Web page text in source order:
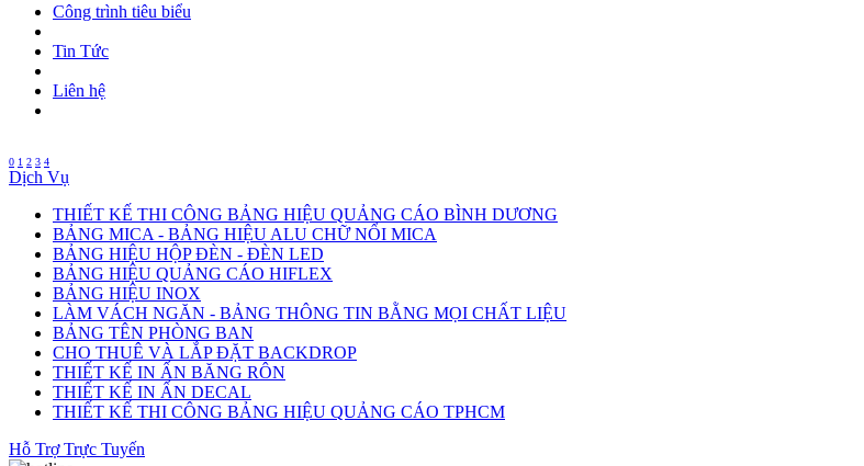
Công trình tiêu biểu
Tin Tức
Liên hệ
0 1 2 3 4
Dịch Vụ
THIẾT KẾ THI CÔNG BẢNG HIỆU QUẢNG CÁO BÌNH DƯƠNG
BẢNG MICA - BẢNG HIỆU ALU CHỮ NỔI MICA
BẢNG HIỆU HỘP ĐÈN - ĐÈN LED
BẢNG HIỆU QUẢNG CÁO HIFLEX
BẢNG HIỆU INOX
LÀM VÁCH NGĂN - BẢNG THÔNG TIN BẰNG MỌI CHẤT LIỆU
BẢNG TÊN PHÒNG BAN
CHO THUÊ VÀ LẮP ĐẶT BACKDROP
THIẾT KẾ IN ẤN BĂNG RÔN
THIẾT KẾ IN ẤN DECAL
THIẾT KẾ THI CÔNG BẢNG HIỆU QUẢNG CÁO TPHCM
Hỗ Trợ Trực Tuyến